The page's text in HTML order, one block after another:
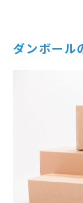
ダンボール